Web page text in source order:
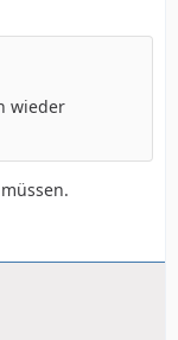
wieder